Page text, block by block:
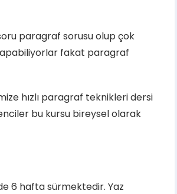
paragraf sorusu olup çok
fakat paragraf
hızlı paragraf teknikleri dersi
bu kursu bireysel olarak
6 hafta sürmektedir. Yaz